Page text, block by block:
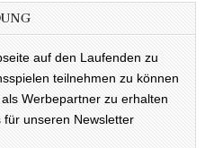
auf den Laufenden zu
teilnehmen zu können
Werbepartner zu erhalten
unseren Newsletter